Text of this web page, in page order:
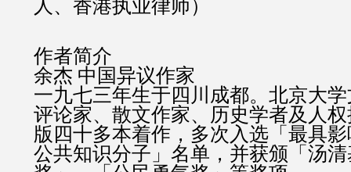
人、香港执业律师）
作者简介
余杰 中国异议作家
一九七三年生于四川成都。北京大
评论家、散文作家、历史学者及人
版四十多本着作，多次入选「最具
公共知识分子」名单，并获颁「汤